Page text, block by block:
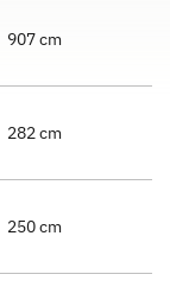
907 cm
282 cm
250 cm